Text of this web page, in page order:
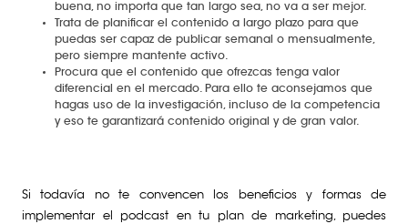
buena, no importa que tan largo sea, no va a ser mejor.
Trata de planificar el contenido a largo plazo para que
puedas ser capaz de publicar semanal o mensualmente,
pero siempre mantente activo.
Procura que el contenido que ofrezcas tenga valor
diferencial en el mercado. Para ello te aconsejamos que
hagas uso de la investigación, incluso de la competencia
y eso te garantizará contenido original y de gran valor.
Si todavía no te convencen los beneficios y formas de
implementar el podcast en tu plan de marketing, puedes